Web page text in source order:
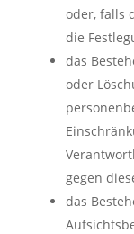
oder, falls
die
das
oder
gegen
das